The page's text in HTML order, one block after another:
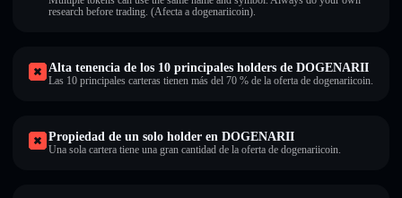
research before trading. (Afecta a dogenariicoin).
Alta tenencia de los 10 principales holders de DOGENARII
Las 10 principales carteras tienen más del 70 % de la oferta de dogenariicoin.
Propiedad de un solo holder en DOGENARII
Una sola cartera tiene una gran cantidad de la oferta de dogenariicoin.